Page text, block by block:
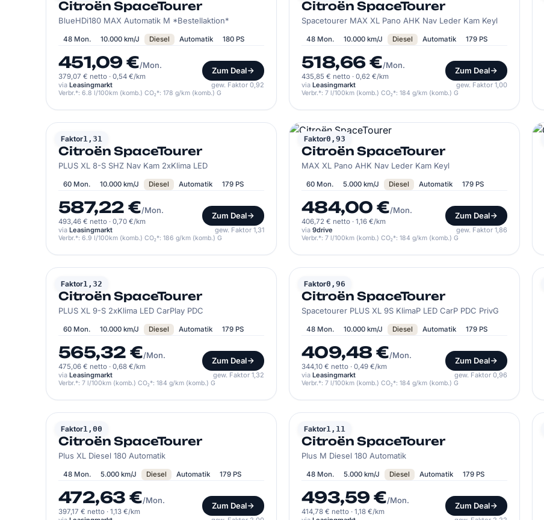
Citroën SpaceTourer
BlueHDi180 MAX Automatik M *Bestellaktion*
48 Mon. 10.000 km/J Diesel Automatik 180 PS
451,09 €/Mon.
379,07 € netto · 0,54 €/km
Zum Deal
via Leasingmarkt gew. Faktor 0,92
Verbr.*: 6.8 l/100km (komb.) CO₂*: 178 g/km (komb.) G
Citroën SpaceTourer
Spacetourer MAX XL Pano AHK Nav Leder Kam Keyl
48 Mon. 10.000 km/J Diesel Automatik 179 PS
518,66 €/Mon.
435,85 € netto · 0,62 €/km
Zum Deal
via Leasingmarkt gew. Faktor 1,00
Verbr.*: 7 l/100km (komb.) CO₂*: 184 g/km (komb.) G
Faktor1,31
CITROËN
Citroën SpaceTourer
PLUS XL 8-S SHZ Nav Kam 2xKlima LED
60 Mon. 10.000 km/J Diesel Automatik 179 PS
587,22 €/Mon.
493,46 € netto · 0,70 €/km
Zum Deal
via Leasingmarkt gew. Faktor 1,31
Verbr.*: 6.9 l/100km (komb.) CO₂*: 186 g/km (komb.) G
Faktor0,93
CITROËN
Citroën SpaceTourer
MAX XL Pano AHK Nav Leder Kam Keyl
60 Mon. 5.000 km/J Diesel Automatik 179 PS
484,00 €/Mon.
406,72 € netto · 1,16 €/km
Zum Deal
via 9drive gew. Faktor 1,86
Verbr.*: 7 l/100km (komb.) CO₂*: 184 g/km (komb.) G
Faktor1,32
CITROËN
Citroën SpaceTourer
PLUS XL 9-S 2xKlima LED CarPlay PDC
60 Mon. 10.000 km/J Diesel Automatik 179 PS
565,32 €/Mon.
475,06 € netto · 0,68 €/km
Zum Deal
via Leasingmarkt gew. Faktor 1,32
Verbr.*: 7 l/100km (komb.) CO₂*: 184 g/km (komb.) G
Faktor0,96
CITROËN
Citroën SpaceTourer
Spacetourer PLUS XL 9S KlimaP LED CarP PDC PrivG
48 Mon. 10.000 km/J Diesel Automatik 179 PS
409,48 €/Mon.
344,10 € netto · 0,49 €/km
Zum Deal
via Leasingmarkt gew. Faktor 0,96
Verbr.*: 7 l/100km (komb.) CO₂*: 184 g/km (komb.) G
Faktor1,00
CITROËN
Citroën SpaceTourer
Plus XL Diesel 180 Automatik
48 Mon. 5.000 km/J Diesel Automatik 179 PS
472,63 €/Mon.
397,17 € netto · 1,13 €/km
Zum Deal
Faktor1,11
CITROËN
Citroën SpaceTourer
Plus M Diesel 180 Automatik
48 Mon. 5.000 km/J Diesel Automatik 179 PS
493,59 €/Mon.
414,78 € netto · 1,18 €/km
Zum Deal